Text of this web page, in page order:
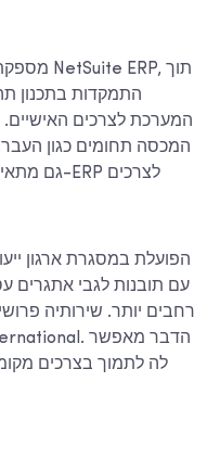
התמקדות בתכנון
המערכת לצרכים
רחבים יותר. שירותיה
לה לתמוך בצרכים